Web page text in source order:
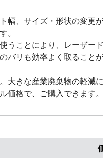
幅、サイズ・形状の変更
。
うことにより、レーザー
バリも効率よく取ること
大きな産業廃棄物の軽減
価格で、ご購入できます。